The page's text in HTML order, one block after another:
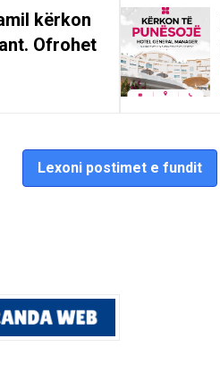
kërkon
Ofrohet
Lexoni postimet e fundit